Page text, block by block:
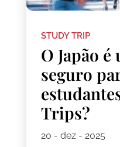
STUDY TRIP
O Japão é
seguro
Trips?
20 - dez - 2025